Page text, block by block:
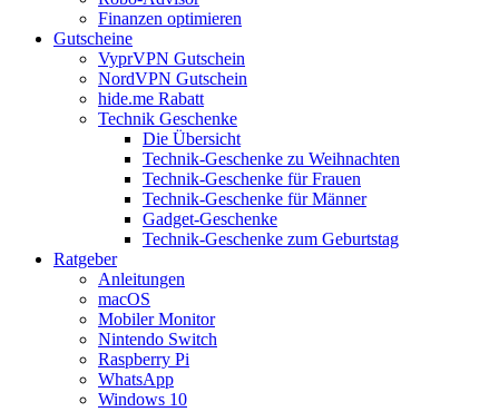
Finanzen optimieren
Gutscheine
VyprVPN Gutschein
NordVPN Gutschein
hide.me Rabatt
Technik Geschenke
Die Übersicht
Technik-Geschenke zu Weihnachten
Technik-Geschenke für Frauen
Technik-Geschenke für Männer
Gadget-Geschenke
Technik-Geschenke zum Geburtstag
Ratgeber
Anleitungen
macOS
Mobiler Monitor
Nintendo Switch
Raspberry Pi
WhatsApp
Windows 10